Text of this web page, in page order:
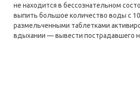
не находится в бессознательном
выпить большое количество воды с
размельченными таблетками
вдыхании — вывести пострадавшего